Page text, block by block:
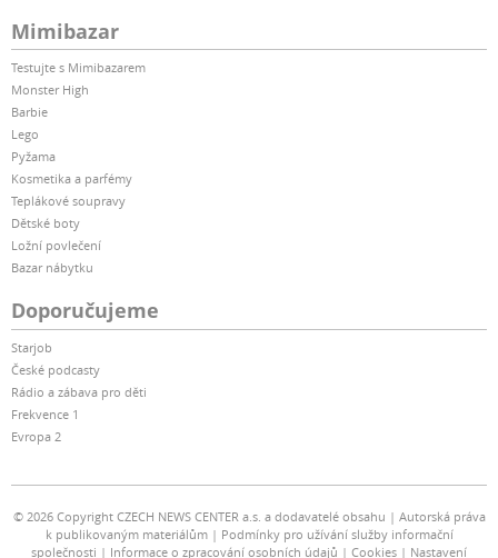
Mimibazar
Testujte s Mimibazarem
Monster High
Barbie
Lego
Pyžama
Kosmetika a parfémy
Teplákové soupravy
Dětské boty
Ložní povlečení
Bazar nábytku
Doporučujeme
Starjob
České podcasty
Rádio a zábava pro děti
Frekvence 1
Evropa 2
© 2026 Copyright CZECH NEWS CENTER a.s. a dodavatelé obsahu
Autorská práva
k publikovaným materiálům
Podmínky pro užívání služby informační
společnosti
Informace o zpracování osobních údajů Cookies Nastavení